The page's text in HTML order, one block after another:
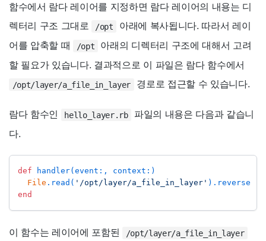
함수에서 람다 레이어를 지정하면 람다 레이어의 내용는 디
렉터리 구조 그대로
/opt
아래에 복사됩니다. 따라서 레이
어를 압축할 때
/opt
아래의 디렉터리 구조에 대해서 고려
할 필요가 있습니다. 결과적으로 이 파일은 람다 함수에서
/opt/layer/a_file_in_layer 경로로 접근할 수 있습니다.
람다 함수인 hello_layer.rb
파일의 내용은 다음과 같습니
다.
def handler(event:, context:)
File .read( '/opt/layer/a_file_in_layer' ).reverse
end
이 함수는 레이어에 포함된 /opt/layer/a_file_in_layer